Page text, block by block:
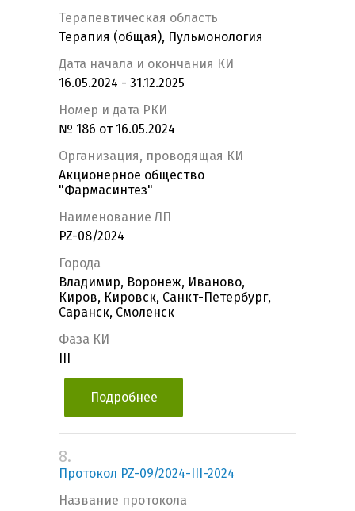
Терапевтическая область
Терапия (общая), Пульмонология
Дата начала и окончания КИ
16.05.2024 - 31.12.2025
Номер и дата РКИ
№ 186 от 16.05.2024
Организация, проводящая КИ
Акционерное общество
"Фармасинтез"
Наименование ЛП
PZ-08/2024
Города
Владимир, Воронеж, Иваново,
Киров, Кировск, Санкт-Петербург,
Саранск, Смоленск
Фаза КИ
Подробнее
8.
Протокол PZ-09/2024-III-2024
Название протокола